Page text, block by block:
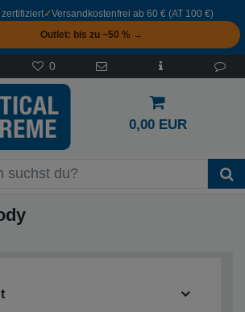
✓Versandkostenfrei ab 60 € (AT 100 €)
Outlet: bis zu −50 % →
0
0,00 EUR